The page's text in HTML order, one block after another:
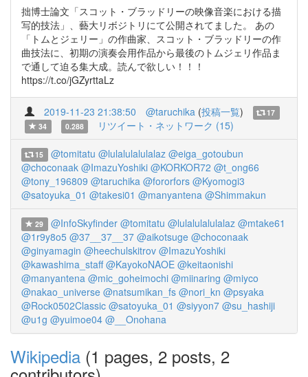
拙博士論文「スコット・ブラッドリーの映像音楽における描
写的技法」、藝大リボジトリにて公開されてました。 あの
「トムとジェリー」の作曲家、スコット・ブラッドリーの作
曲技法に、初期の演奏会用作品から最後のトムジェリ作品ま
で通して迫る集大成。読んで欲しい！！！
https://t.co/jGZyrttaLz
2019-11-23 21:38:50 @taruchika (投稿一覧)
17
34
0.288 リツイート・ネットワーク (15)
15 @tomitatu @lulalulalulalaz @eiga_gotoubun
@choconaak @ImazuYoshiki @KORKOR72 @t_ong66
@tony_196809 @taruchika @fororfors @Kyomogi3
@satoyuka_01 @takesi01 @manyantena @Shimmakun
29 @InfoSkyfinder @tomitatu @lulalulalulalaz @mtake61
@1r9y8o5 @37__37__37 @aikotsuge @choconaak
@ginyamagin @heechulskitrov @ImazuYoshiki
@kawashima_staff @KayokoNAOE @keitaonishi
@manyantena @mic_goheimochi @miinaring @miyco
@nakao_universe @natsumikan_fs @nori_kn @psyaka
@Rock0502Classic @satoyuka_01 @siyyon7 @su_hashiji
@u1g @yuimoe04 @__Onohana
Wikipedia (1 pages, 2 posts, 2